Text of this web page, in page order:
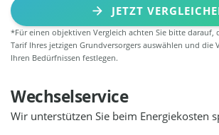
JETZT
*Für einen objektiven Vergleich achten Sie bitte darauf,
Tarif Ihres jetzigen Grundversorgers auswählen und die
Ihren Bedürfnissen festlegen.
Wechselservice
Wir unterstützen Sie beim Energiekosten